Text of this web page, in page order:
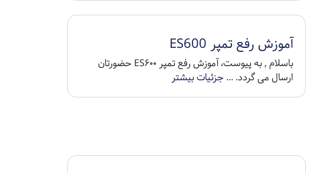
آموزش رفع تمپر ES600
باسلام , به پیوست، آموزش رفع تمپر ES۶۰۰ حضورتان
ارسال می گردد. ...جزئیات بیشتر